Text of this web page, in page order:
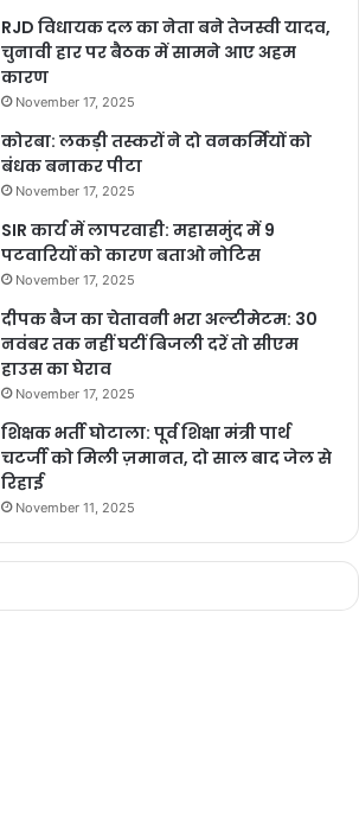
RJD विधायक दल का नेता बने तेजस्वी यादव,
चुनावी हार पर बैठक में सामने आए अहम
कारण
November 17, 2025
कोरबा: लकड़ी तस्करों ने दो वनकर्मियों को
बंधक बनाकर पीटा
November 17, 2025
SIR कार्य में लापरवाही: महासमुंद में 9
पटवारियों को कारण बताओ नोटिस
November 17, 2025
दीपक बैज का चेतावनी भरा अल्टीमेटम: 30
नवंबर तक नहीं घटीं बिजली दरें तो सीएम
हाउस का घेराव
November 17, 2025
शिक्षक भर्ती घोटाला: पूर्व शिक्षा मंत्री पार्थ
चटर्जी को मिली ज़मानत, दो साल बाद जेल से
रिहाई
November 11, 2025